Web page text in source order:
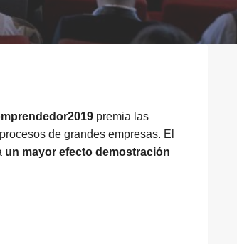
premia las
de grandes empresas. El
un mayor efecto demostración